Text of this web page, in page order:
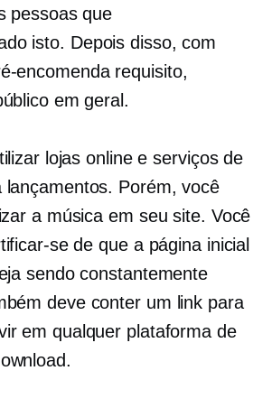
pessoas que
isto. Depois disso, com
encomendarequisito,
em geral.
lojas online e serviços de
lançamentos. Porém, você
a música em seu site. Você
se de que a página inicial
sendo constantemente
deve conter um link para
em qualquer plataforma de